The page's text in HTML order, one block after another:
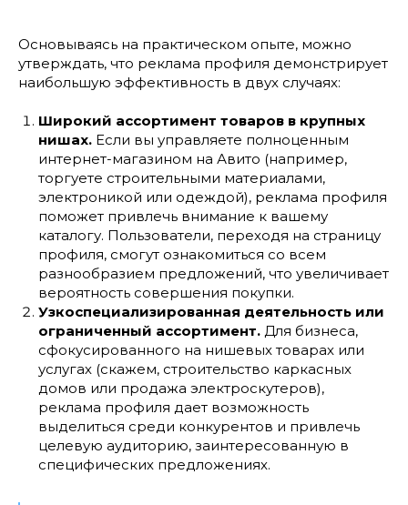
Основываясь на практическом опыте, можно
утверждать, что реклама профиля демонстрирует
наибольшую эффективность в двух случаях:
Широкий ассортимент товаров в крупных
нишах. Если вы управляете полноценным
интернет-магазином на Авито (например,
торгуете строительными материалами,
электроникой или одеждой), реклама профиля
поможет привлечь внимание к вашему
каталогу. Пользователи, переходя на страницу
профиля, смогут ознакомиться со всем
разнообразием предложений, что увеличивает
вероятность совершения покупки.
Узкоспециализированная деятельность или
ограниченный ассортимент. Для бизнеса,
сфокусированного на нишевых товарах или
услугах (скажем, строительство каркасных
домов или продажа электроскутеров),
реклама профиля дает возможность
выделиться среди конкурентов и привлечь
целевую аудиторию, заинтересованную в
специфических предложениях.